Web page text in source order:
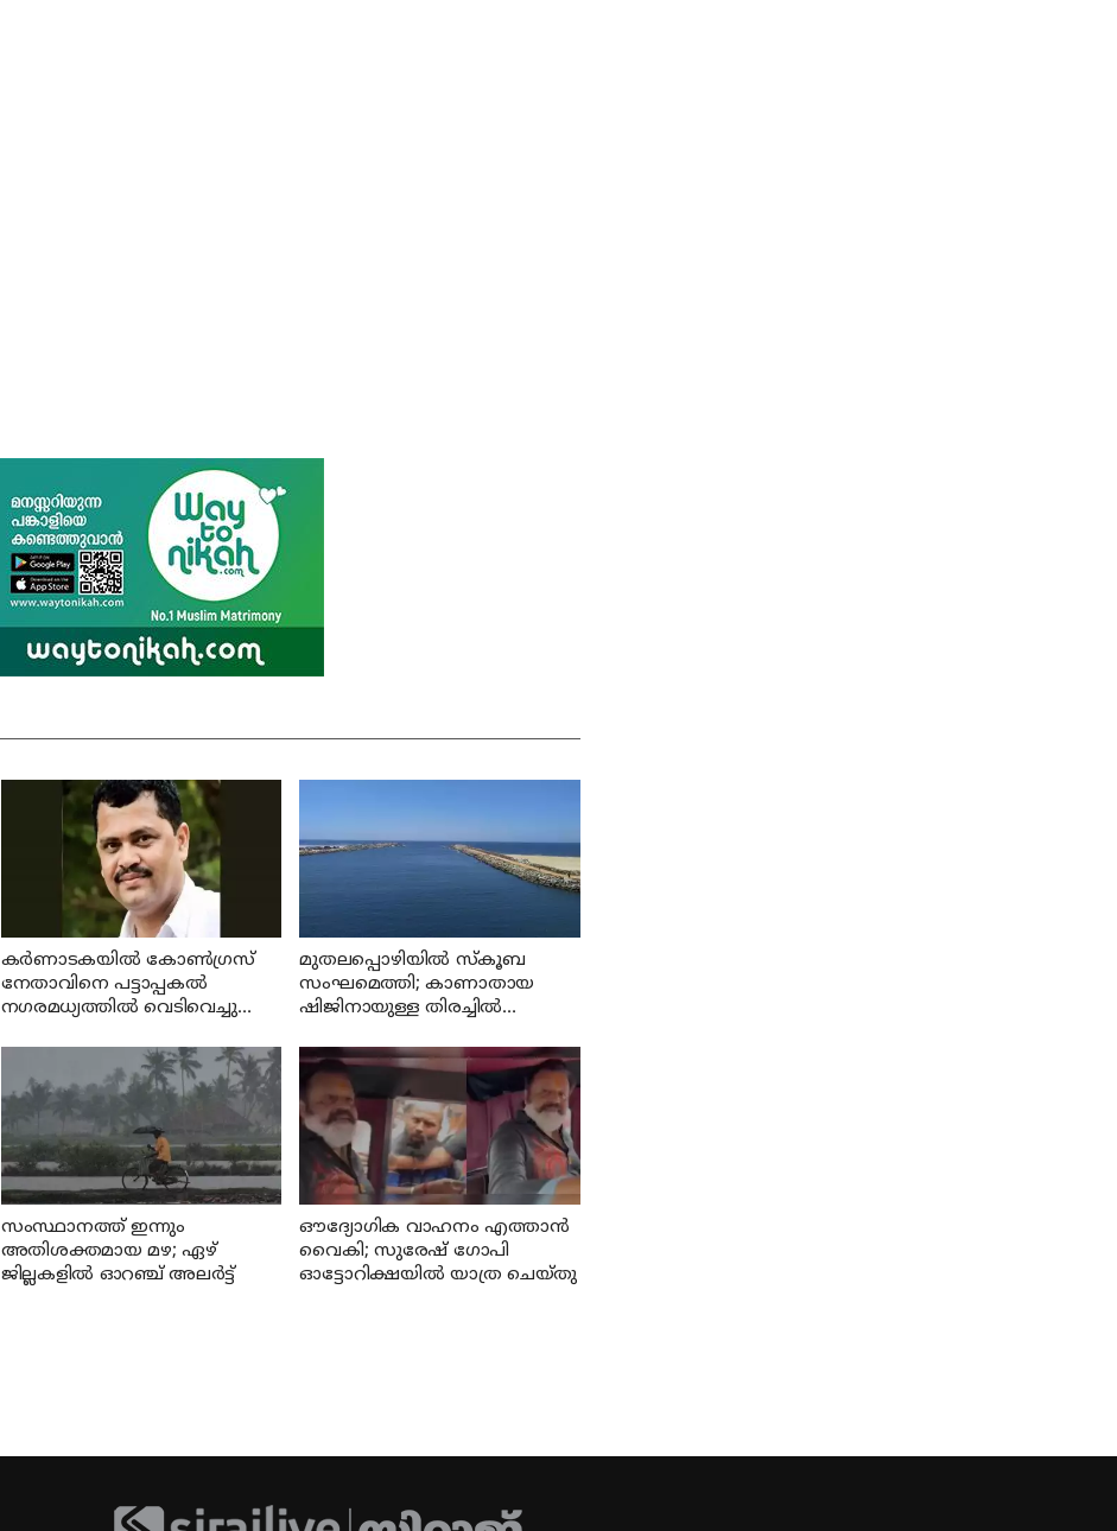
കര്‍ണാടകയില്‍ കോണ്‍ഗ്രസ്
നേതാവിനെ പട്ടാപ്പകല്‍
നഗരമധ്യത്തില്‍ വെടിവെച്ചു
മുതലപ്പൊഴിയില്‍ സ്‌കൂബ
സംഘമെത്തി; കാണാതായ
ഷിജിനായുള്ള തിരച്ചില്‍
സംസ്ഥാനത്ത് ഇന്നും
അതിശക്തമായ മഴ; ഏഴ്
ജില്ലകളില്‍ ഓറഞ്ച് അലര്‍ട്ട്
ഔദ്യോഗിക വാഹനം എത്താന്‍
വൈകി; സുരേഷ് ഗോപി
ഓട്ടോറിക്ഷയില്‍ യാത്ര ചെയ്തു